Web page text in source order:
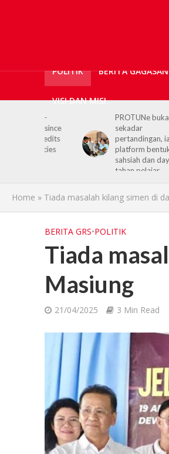
POLITIK BERITA
VISI DAN MISI
PROTUNe bukan
pertandingan, ia
platform bentuk
sahsiah dan daya
tahan pelajar
Home » Tiada masalah kilang simen di
BERITA GRS•POLITIK
Tiada
Masiung
21/04/2025 3 Min Read